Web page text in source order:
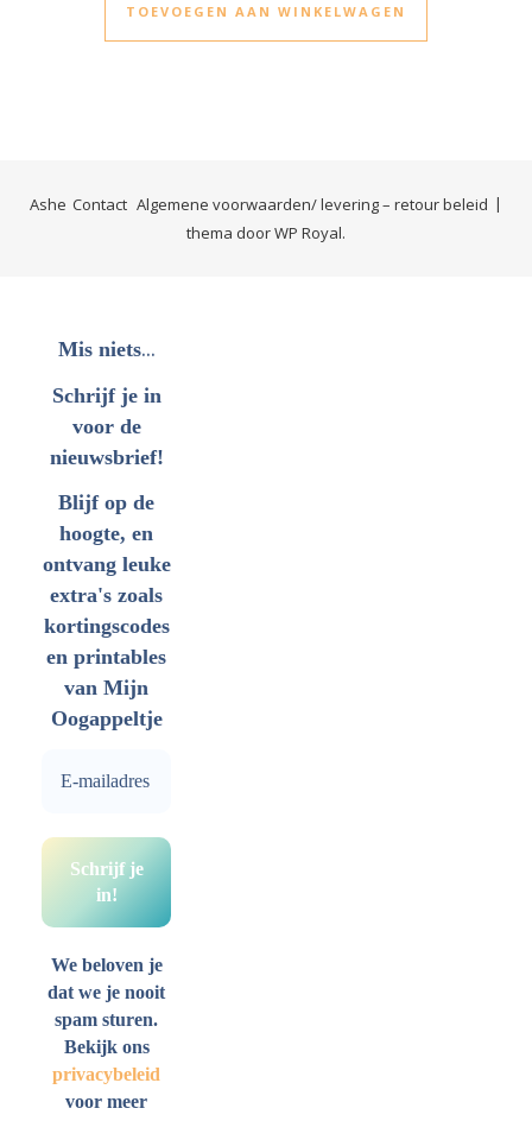
TOEVOEGEN AAN WINKELWAGEN
Contact Algemene voorwaarden/ levering – retour beleid
Ashe
thema doorWP Royal.
Mis niets...
Schrijf je in
voor de
nieuwsbrief!
Blijf op de
hoogte, en
ontvang leuke
extra's zoals
kortingscodes
en printables
van Mijn
Oogappeltje
We beloven je
dat we je nooit
spam sturen.
Bekijk ons
privacybeleid
voor meer